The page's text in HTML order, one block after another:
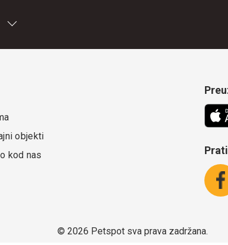
objekti
kod nas
© 2026 Petspot sva prava zadržana.